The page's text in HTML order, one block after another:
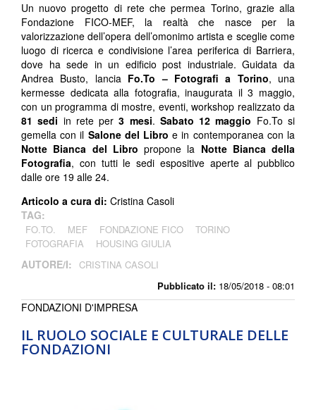
Pubblicato il: 18/05/2018 - 08:01
Un nuovo progetto di rete che permea Torino, grazie alla
Fondazione FICO-MEF, la realtà che nasce per la
valorizzazione dell’opera dell’omonimo artista e sceglie come
luogo di ricerca e condivisione l’area periferica di Barriera,
dove ha sede in un edificio post industriale. Guidata da
Andrea Busto, lancia Fo.To – Fotografi a Torino, una
kermesse dedicata alla fotografia, inaugurata il 3 maggio,
con un programma di mostre, eventi, workshop realizzato da
81 sedi in rete per3 mesi. Sabato 12 maggio Fo.To si
gemella con il Salone del Libro e in contemporanea con la
Notte Bianca del Libro propone la Notte Bianca della
Fotografia, con tutti le sedi espositive aperte al pubblico
dalle ore 19 alle 24.
Articolo a cura di: Cristina Casoli
TAG:
FO.TO. MEF FONDAZIONE FICO
TORINO
FOTOGRAFIA
HOUSING GIULIA
AUTORE/I: CRISTINA CASOLI
IL RUOLO SOCIALE E CULTURALE DELLE
FONDAZIONI
FONDAZIONI D'IMPRESA